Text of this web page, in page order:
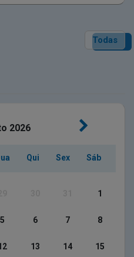
Todas
2026
Qui Sex Sáb
1
5 6 7 8
13 14 15